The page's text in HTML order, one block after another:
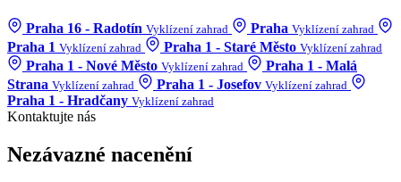
Praha 16 - Radotín Vyklízení zahrad Praha Vyklízení zahrad
Praha 1 Vyklízení zahrad Praha 1 - Staré Město Vyklízení zahrad
Praha 1 - Nové Město Vyklízení zahrad
Praha 1 - Malá
Strana Vyklízení zahrad Praha 1 - Josefov Vyklízení zahrad
Praha 1 - Hradčany Vyklízení zahrad
Kontaktujte nás
Nezávazné nacenění